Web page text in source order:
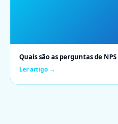
Quais são as perguntas de
Ler artigo →